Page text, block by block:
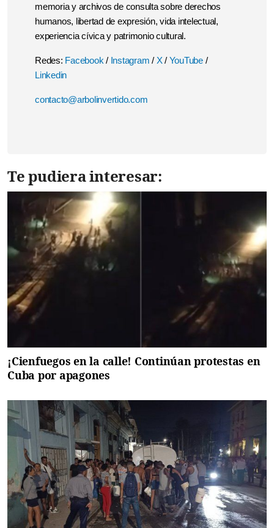
memoria y archivos de consulta sobre derechos
humanos, libertad de expresión, vida intelectual,
experiencia cívica y patrimonio cultural.
Redes: Facebook / Instagram / X/ YouTube /
Linkedin
contacto@arbolinvertido.com
Te pudiera interesar:
¡Cienfuegos en la calle! Continúan protestas en
Cuba por apagones